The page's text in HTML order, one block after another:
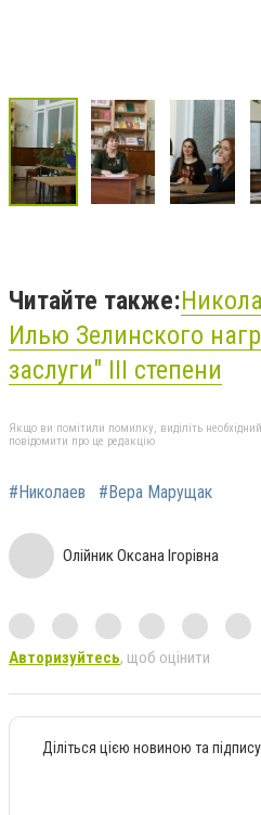
Читайте также:
Илью Зелинского
заслуги" III степени
Якщо ви помітили помилку, виділіть
повідомити про це редакцію
#Николаев #Вера Марущак
Олійник Оксана Ігорівна
Авторизуйтесь, щоб оцінити
Діліться цією новиною та